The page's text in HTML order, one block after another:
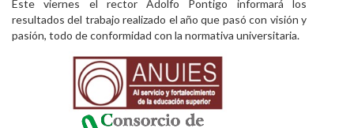
Este viernes el rector Adolfo Pontigo informará los
resultados del trabajo realizado el año que pasó con visión y
pasión, todo de conformidad con la normativa universitaria.